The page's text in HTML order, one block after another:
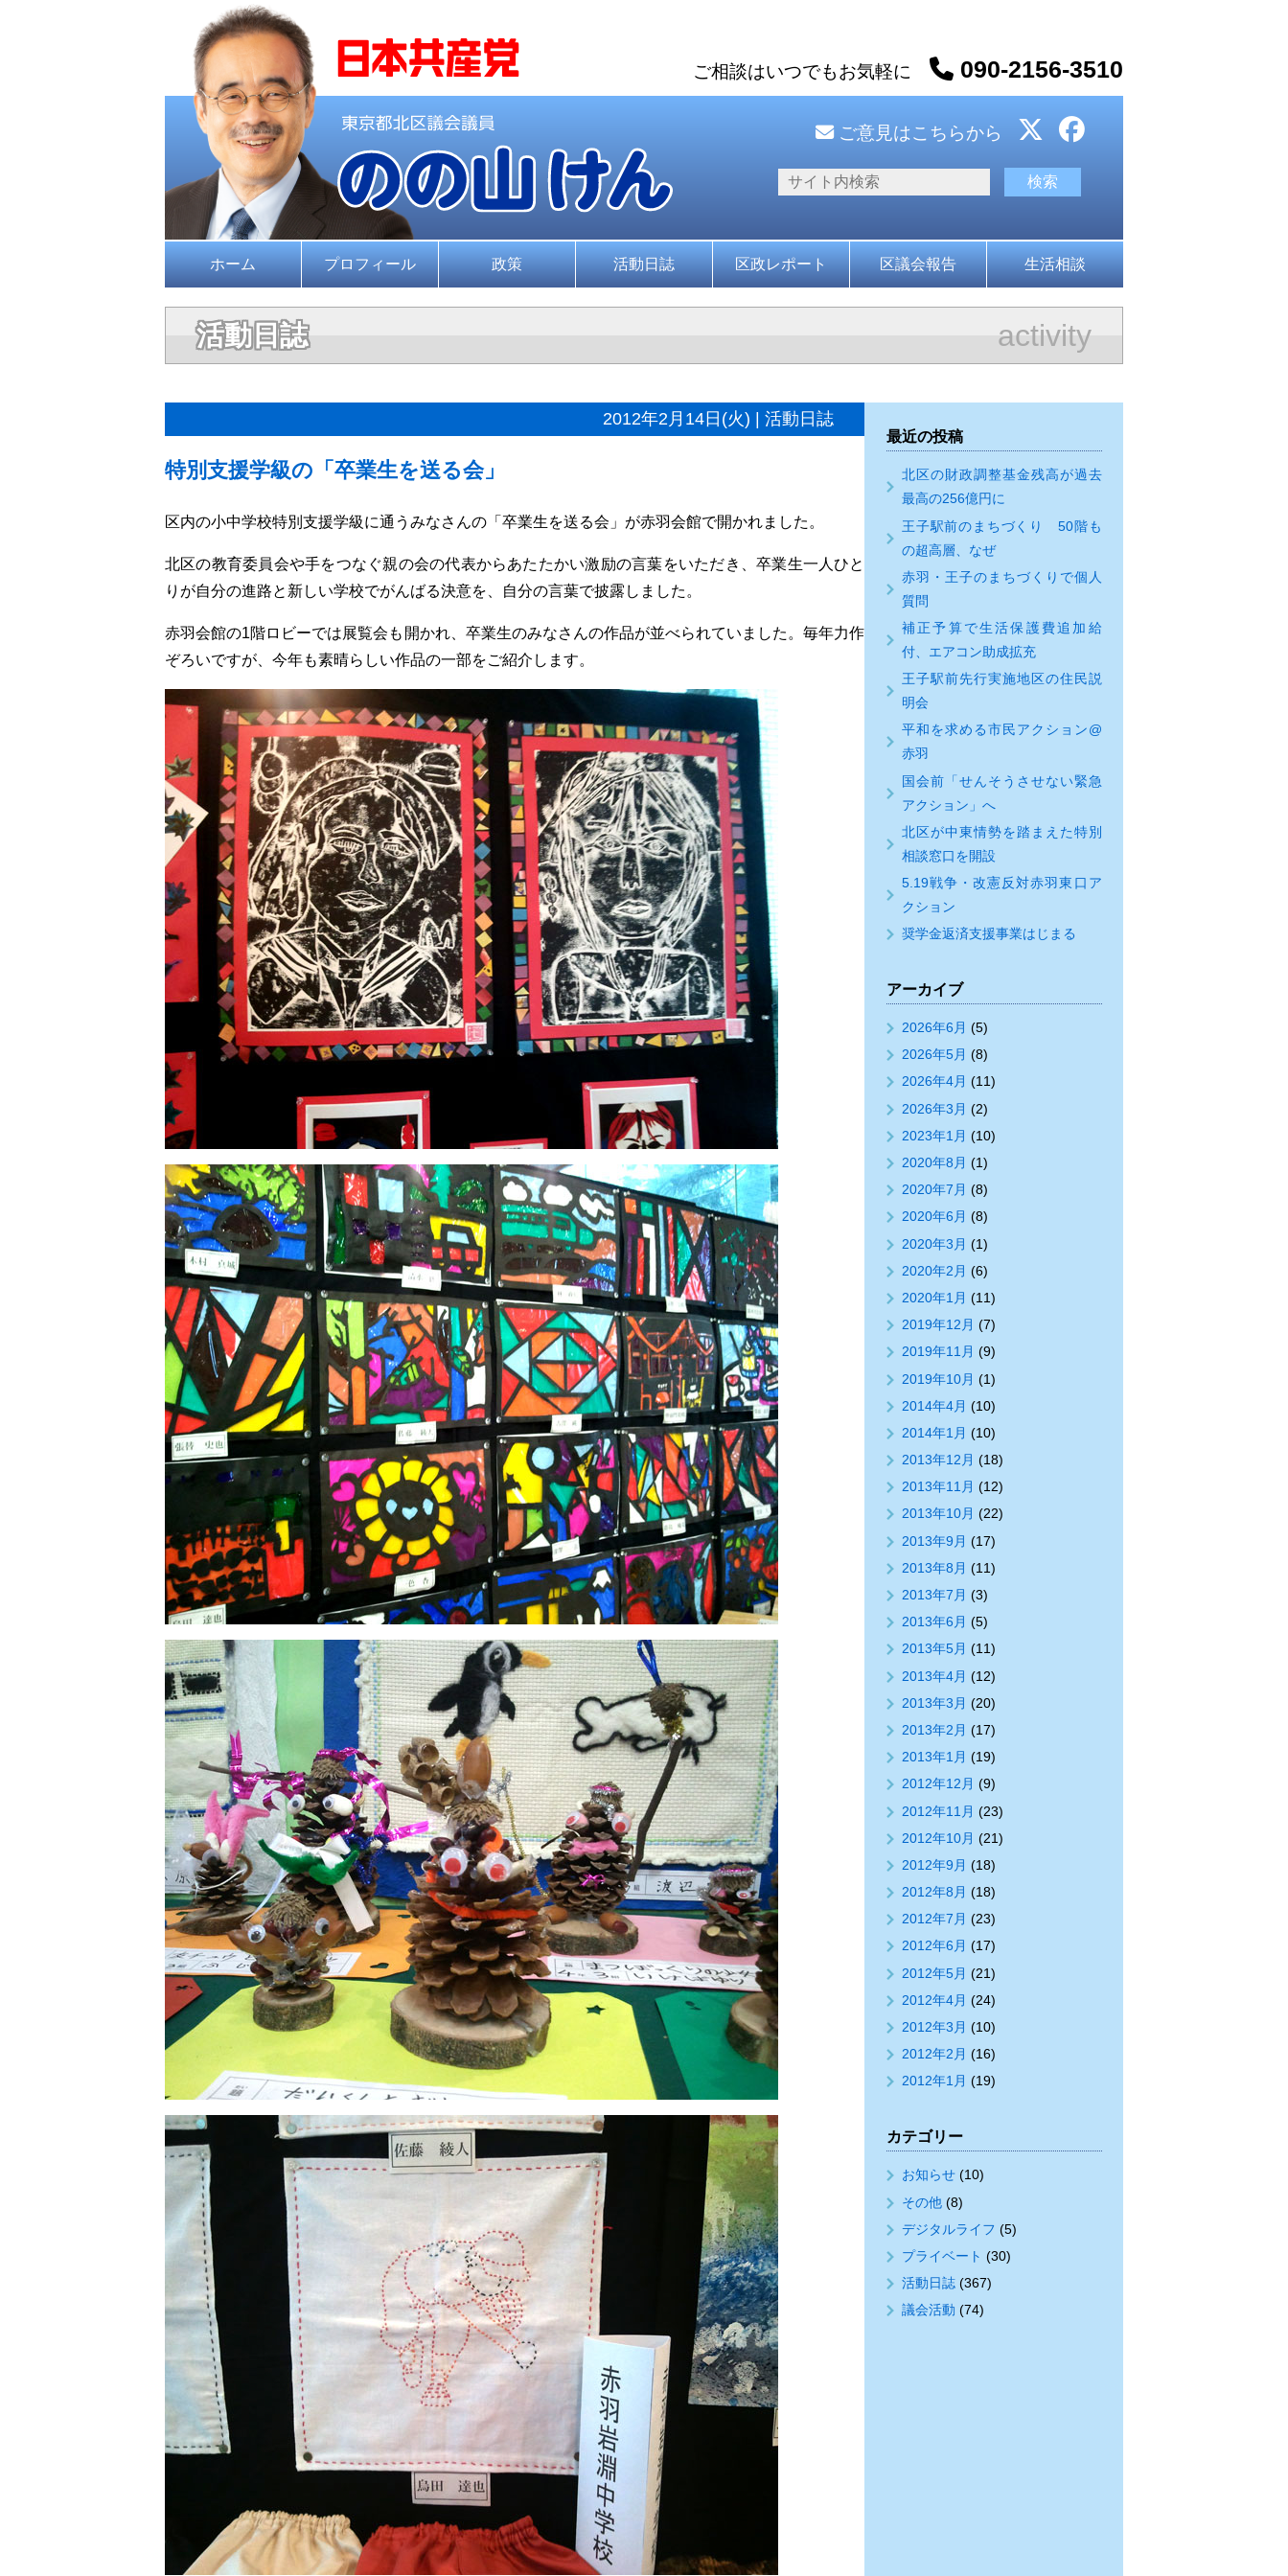
ご相談はいつでもお気軽に 090-2156-3510
ご意見はこちらから
ホーム プロフィール 政策 活動日誌 区政レポート 区議会報告 生活相談
活動日誌 activity
2012年2月14日(火) | 活動日誌
特別支援学級の「卒業生を送る会」
区内の小中学校特別支援学級に通うみなさんの「卒業生を送る会」が赤羽会館で開かれました。
北区の教育委員会や手をつなぐ親の会の代表からあたたかい激励の言葉をいただき、卒業生一人ひと
りが自分の進路と新しい学校でがんばる決意を、自分の言葉で披露しました。
赤羽会館の1階ロビーでは展覧会も開かれ、卒業生のみなさんの作品が並べられていました。毎年力作
ぞろいですが、今年も素晴らしい作品の一部をご紹介します。
最近の投稿
北区の財政調整基金残高が過去
最高の256億円に
王子駅前のまちづくり 50階も
の超高層、なぜ
赤羽・王子のまちづくりで個人
質問
補正予算で生活保護費追加給
付、エアコン助成拡充
王子駅前先行実施地区の住民説
明会
平和を求める市民アクション@
赤羽
国会前「せんそうさせない緊急
アクション」へ
北区が中東情勢を踏まえた特別
相談窓口を開設
5.19戦争・改憲反対赤羽東口ア
クション
奨学金返済支援事業はじまる
アーカイブ
2026年6月 (5)
2026年5月 (8)
2026年4月 (11)
2026年3月 (2)
2023年1月 (10)
2020年8月 (1)
2020年7月 (8)
2020年6月 (8)
2020年3月 (1)
2020年2月 (6)
2020年1月 (11)
2019年12月 (7)
2019年11月 (9)
2019年10月 (1)
2014年4月 (10)
2014年1月 (10)
2013年12月 (18)
2013年11月 (12)
2013年10月 (22)
2013年9月 (17)
2013年8月 (11)
2013年7月 (3)
2013年6月 (5)
2013年5月 (11)
2013年4月 (12)
2013年3月 (20)
2013年2月 (17)
2013年1月 (19)
2012年12月 (9)
2012年11月 (23)
2012年10月 (21)
2012年9月 (18)
2012年8月 (18)
2012年7月 (23)
2012年6月 (17)
2012年5月 (21)
2012年4月 (24)
2012年3月 (10)
2012年2月 (16)
2012年1月 (19)
カテゴリー
お知らせ(10)
その他(8)
デジタルライフ (5)
プライベート (30)
活動日誌(367)
議会活動 (74)